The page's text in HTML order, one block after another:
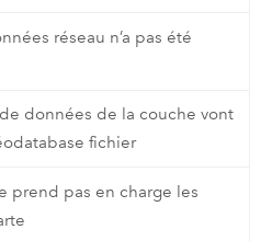
réseau n’a pas été
données de la couche vont
fichier
prend pas en charge les